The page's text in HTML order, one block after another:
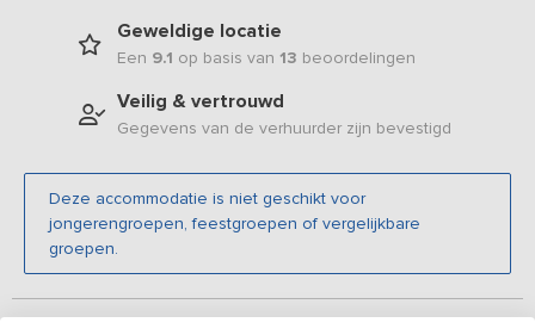
Geweldige locatie
Een 9.1 op basis van 13 beoordelingen
Veilig & vertrouwd
Gegevens van de verhuurder zijn bevestigd
Deze accommodatie is niet geschikt voor
jongerengroepen, feestgroepen of vergelijkbare
groepen.